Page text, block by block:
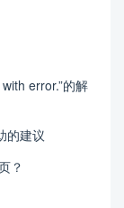
error.”的解
的建议
？